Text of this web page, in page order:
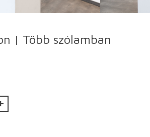
| Több szólamban